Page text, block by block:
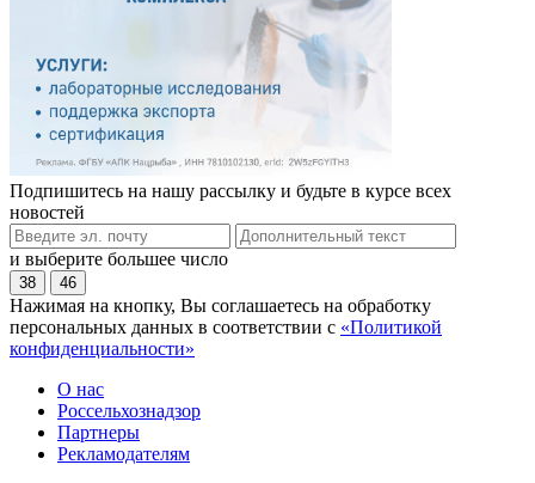
Подпишитесь на нашу рассылку и будьте в курсе всех
новостей
и выберите большее число
38 46
Нажимая на кнопку, Вы соглашаетесь на обработку
персональных данных в соответствии с «Политикой
конфиденциальности»
О нас
Россельхознадзор
Партнеры
Рекламодателям